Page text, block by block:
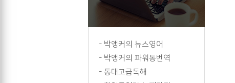
- 박앵커의 뉴스영어
- 박앵커의 파워통번역
- 통대고급독해